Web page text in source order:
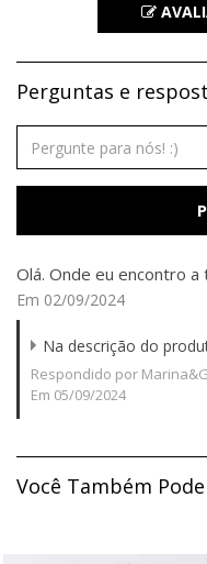
Perguntas e
Olá. Onde eu encontro a
Em 02/09/2024
Na descrição do
Respondido por
Em 05/09/2024
Você Também